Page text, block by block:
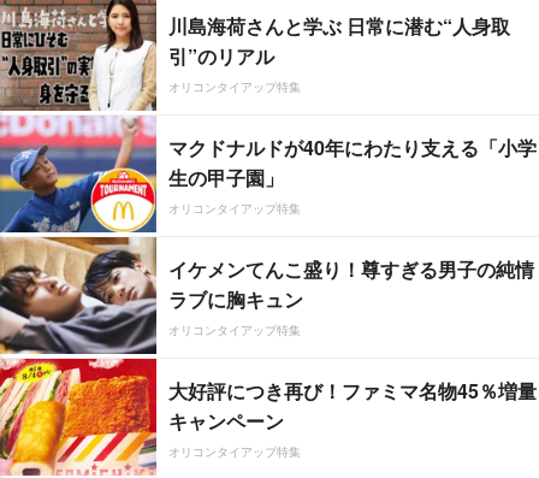
川島海荷さんと学ぶ 日常に潜む“人身取
引”のリアル
オリコンタイアップ特集
マクドナルドが40年にわたり支える「小学
生の甲子園」
オリコンタイアップ特集
イケメンてんこ盛り！尊すぎる男子の純情
ラブに胸キュン
オリコンタイアップ特集
大好評につき再び！ファミマ名物45％増量
キャンペーン
オリコンタイアップ特集